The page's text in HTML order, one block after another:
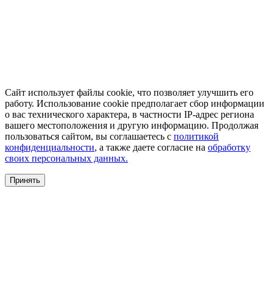
Сайт использует файлы cookie, что позволяет улучшить его
работу. Использование cookie предполагает сбор информации
о вас технического характера, в частности IP-адрес региона
вашего местоположения и другую информацию. Продолжая
пользоваться сайтом, вы соглашаетесь с политикой
конфиденциальности, а также даете согласие на обработку
своих персональных данных.
Принять